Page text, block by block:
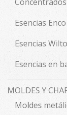
Esencias Enco
Esencias
Esencias en
MOLDES Y
Moldes